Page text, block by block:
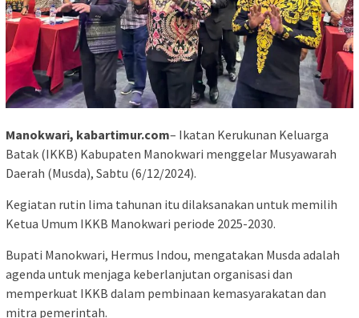
Manokwari, kabartimur.com– Ikatan Kerukunan Keluarga
Batak (IKKB) Kabupaten Manokwari menggelar Musyawarah
Daerah (Musda), Sabtu (6/12/2024).
Kegiatan rutin lima tahunan itu dilaksanakan untuk memilih
Ketua Umum IKKB Manokwari periode 2025-2030.
Bupati Manokwari, Hermus Indou, mengatakan Musda adalah
agenda untuk menjaga keberlanjutan organisasi dan
memperkuat IKKB dalam pembinaan kemasyarakatan dan
mitra pemerintah.